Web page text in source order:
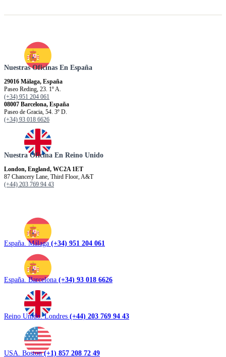
Nuestras Oficinas En España
29016 Málaga, España
Paseo Reding, 23. 1º A.
(+34) 951 204 061
08007 Barcelona, España
Paseo de Gracia, 54. 3º D.
(+34) 93 018 6626
Nuestra Oficina En Reino Unido
London, England, WC2A 1ET
87 Chancery Lane, Third Floor, A&T
(+44) 203 769 94 43
España. Málaga (+34) 951 204 061
España. Barcelona (+34) 93 018 6626
Reino Unido. Londres (+44) 203 769 94 43
USA. Boston(+1) 857 208 72 49